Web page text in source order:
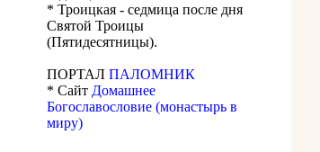
* Троицкая - седмица после дня
Святой Троицы
(Пятидесятницы).
ПОРТАЛ ПАЛОМНИК
* Сайт Домашнее
Богославословие (монастырь в
миру)